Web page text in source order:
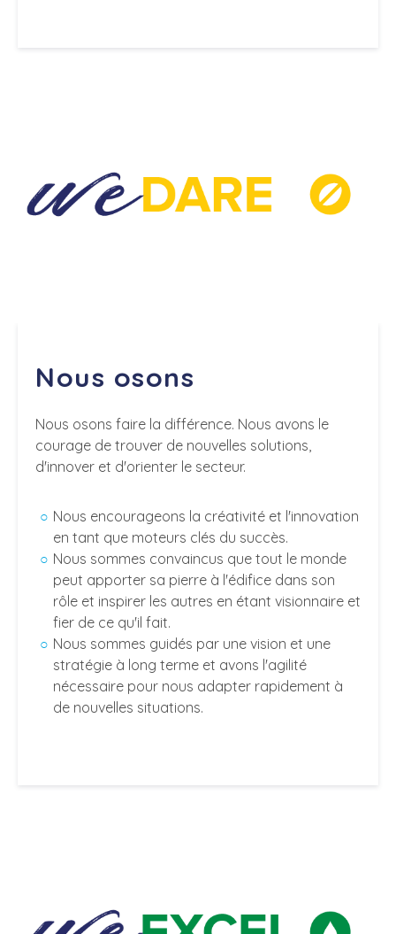
Nous osons
Nous osons faire la différence. Nous avons le
courage de trouver de nouvelles solutions,
d'innover et d'orienter le secteur.
Nous encourageons la créativité et l'innovation
en tant que moteurs clés du succès.
Nous sommes convaincus que tout le monde
peut apporter sa pierre à l'édifice dans son
rôle et inspirer les autres en étant visionnaire et
fier de ce qu'il fait.
Nous sommes guidés par une vision et une
stratégie à long terme et avons l'agilité
nécessaire pour nous adapter rapidement à
de nouvelles situations.